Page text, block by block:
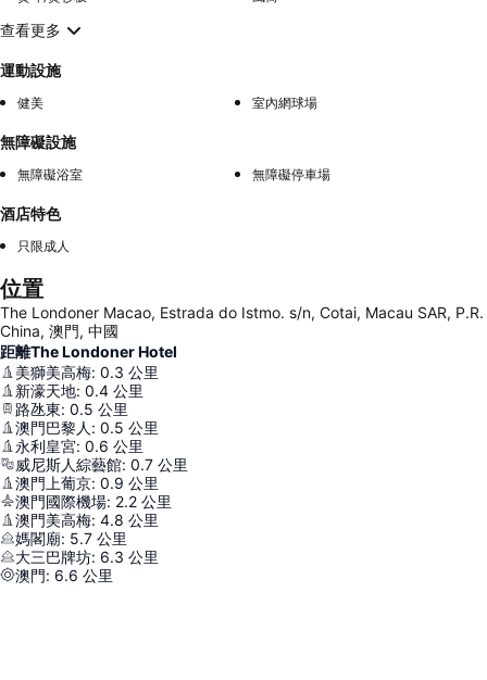
查看更多
運動設施
健美 室內網球場
無障礙設施
無障礙浴室 無障礙停車場
酒店特色
只限成人
位置
The Londoner Macao, Estrada do Istmo. s/n, Cotai, Macau SAR, P.R.
China, 澳門, 中國
距離The Londoner Hotel
美獅美高梅: 0.3 公里
新濠天地: 0.4 公里
路氹東: 0.5 公里
澳門巴黎人 : 0.5 公里
永利皇宮: 0.6 公里
威尼斯人綜藝館: 0.7 公里
澳門上葡京: 0.9 公里
澳門國際機場: 2.2 公里
澳門美高梅: 4.8 公里
媽閣廟: 5.7 公里
大三巴牌坊: 6.3 公里
澳門: 6.6 公里